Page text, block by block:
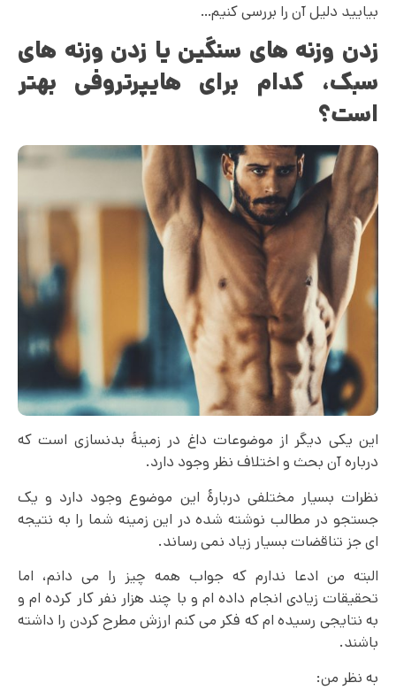
بیایید دلیل آن را بررسی کنیم…
زدن وزنه های سنگین یا زدن وزنه های
سبک، کدام برای هایپرتروفی بهتر
است؟
این یکی دیگر از موضوعات داغ در زمینۀ بدنسازی است که
درباره آن بحث و اختلاف نظر وجود دارد.
نظرات بسیار مختلفی دربارۀ این موضوع وجود دارد و یک
جستجو در مطالب نوشته شده در این زمینه شما را به نتیجه
ای جز تناقضات بسیار زیاد نمی رساند.
البته من ادعا ندارم که جواب همه چیز را می دانم، اما
تحقیقات زیادی انجام داده ام و با چند هزار نفر کار کرده ام و
به نتایجی رسیده ام که فکر می کنم ارزش مطرح کردن را داشته
باشند.
به نظر من: